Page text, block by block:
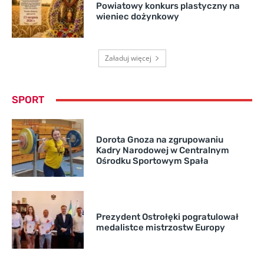
Powiatowy konkurs plastyczny na
wieniec dożynkowy
Załaduj więcej
SPORT
Dorota Gnoza na zgrupowaniu
Kadry Narodowej w Centralnym
Ośrodku Sportowym Spała
Prezydent Ostrołęki pogratulował
medalistce mistrzostw Europy